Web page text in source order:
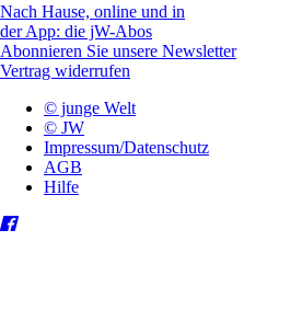
Nach Hause, online und in
der App: die jW-Abos
Abonnieren Sie unsere Newsletter
Vertrag widerrufen
© junge Welt
© JW
Impressum/Datenschutz
AGB
Hilfe